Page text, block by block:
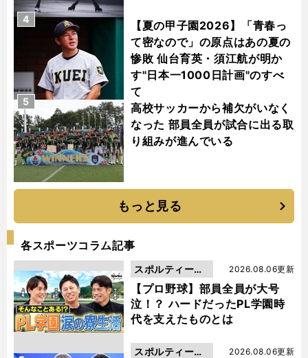
【夏の甲子園2026】「青春っ
て密なので」の原点はあの夏の
惨敗 仙台育英・須江航が明か
す"日本一1000日計画"のすべ
て
4
高校サッカーから補欠がいなく
なった 部員全員が試合に出る取
り組みが進んでいる
5
もっと見る
各スポーツコラム記事
【プロ野球】部員全員が大号
泣！？ ハードだったPL学園時
代を支えたものとは
2026.08.06更新
スポルティーバ
動画
2026.08.06更新
スポルティーバ